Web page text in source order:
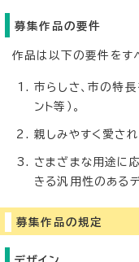
募集作品の要件
作品は以下の要件をす
市らしさ、市の特長
ント等）。
親しみやすく愛され
さまざまな用途に
きる汎用性のあるデ
募集作品の規定